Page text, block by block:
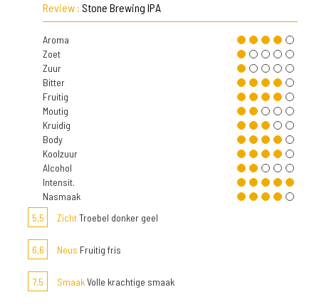
Review : Stone Brewing IPA
Aroma
Zoet
Zuur
Bitter
Fruitig
Moutig
Kruidig
Body
Koolzuur
Alcohol
Intensit.
Nasmaak
5,5
ZichtTroebel donker geel
6,6 Neus Fruitig fris
7,5 SmaakVolle krachtige smaak